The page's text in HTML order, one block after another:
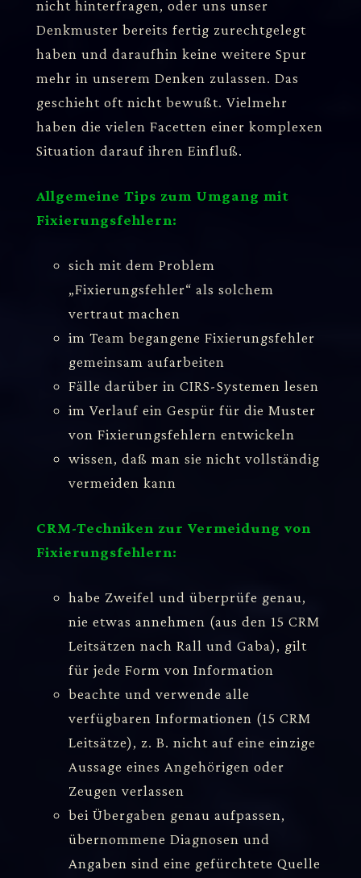
nicht hinterfragen, oder uns unser
Denkmuster bereits fertig zurechtgelegt
haben und daraufhin keine weitere Spur
mehr in unserem Denken zulassen. Das
geschieht oft nicht bewußt. Vielmehr
haben die vielen Facetten einer komplexen
Situation darauf ihren Einfluß.
Allgemeine Tips zum Umgang mit
Fixierungsfehlern:
sich mit dem Problem
„Fixierungsfehler“ als solchem
vertraut machen
im Team begangene Fixierungsfehler
gemeinsam aufarbeiten
Fälle darüber in CIRS-Systemen lesen
im Verlauf ein Gespür für die Muster
von Fixierungsfehlern entwickeln
wissen, daß man sie nicht vollständig
vermeiden kann
CRM-Techniken zur Vermeidung von
Fixierungsfehlern:
habe Zweifel und überprüfe genau,
nie etwas annehmen (aus den 15 CRM
Leitsätzen nach Rall und Gaba), gilt
für jede Form von Information
beachte und verwende alle
verfügbaren Informationen (15 CRM
Leitsätze), z. B. nicht auf eine einzige
Aussage eines Angehörigen oder
Zeugen verlassen
bei Übergaben genau aufpassen,
übernommene Diagnosen und
Angaben sind eine gefürchtete Quelle